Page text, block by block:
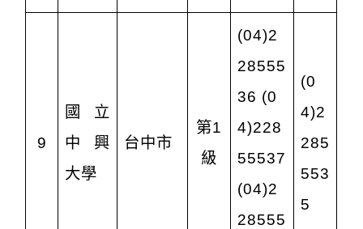
9
國立
中興
大學
台中市
第1
級
(04)2
28555
36 (0
4)228
55537
(04)2
28555
(0
4)2
285
553
5